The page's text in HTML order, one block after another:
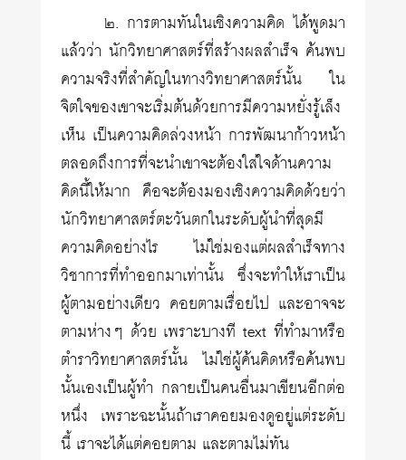
๒. การตามทันในเชิงความคิด ได้พูดมา
แล้วว่า นักวิทยาศาสตร์ที่สร้างผลสำเร็จ ค้นพบ
ความจริงที่สำคัญในทางวิทยาศาสตร์นั้น ใน
จิตใจของเขาจะเริ่มต้นด้วยการมีความหยั่งรู้เล็ง
เห็น เป็นความคิดล่วงหน้า การพัฒนาก้าวหน้า
ตลอดถึงการที่จะนำเขาจะต้องใส่ใจด้านความ
คิดนี้ให้มาก คือจะต้องมองเชิงความคิดด้วยว่า
นักวิทยาศาสตร์ตะวันตกในระดับผู้นำที่สุดมี
ความคิดอย่างไร ไม่ใช่มองแต่ผลสำเร็จทาง
วิชาการที่ทำออกมาเท่านั้น ซึ่งจะทำให้เราเป็น
ผู้ตามอย่างเดียว คอยตามเรื่อยไป และอาจจะ
ตามห่างๆ ด้วย เพราะบางที text ที่ทำมาหรือ
ตำราวิทยาศาสตร์นั้น ไม่ใช่ผู้ค้นคิดหรือค้นพบ
นั้นเองเป็นผู้ทำ กลายเป็นคนอื่นมาเขียนอีกต่อ
หนึ่ง เพราะฉะนั้นถ้าเราคอยมองดูอยู่แต่ระดับ
นี้ เราจะได้แต่คอยตาม และตามไม่ทัน